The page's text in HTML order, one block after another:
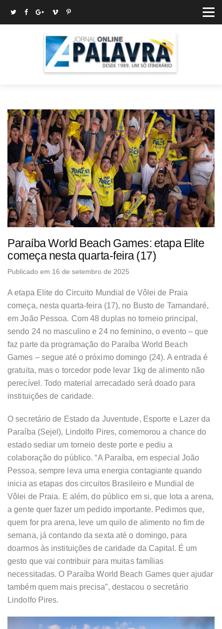
Paraíba World Beach Games: etapa Elite
começa nesta quarta-feira (17)
Publicado em 16 de setembro de 2025
A etapa Elite do Circuito Mundial de Vôlei de Praia
começa, nesta quarta-feira (17), no Busto de Tamandaré,
em João Pessoa. Com 48 duplas no torneio principal,
sendo 24 no masculino e 24 no feminino, o evento – que
faz parte da programação do Paraíba World Beach
Games – segue até o próximo domingo (24). A entrada é
gratuita, mas o torcedor pode levar 1kg de alimento não
perecível. Todo material arrecadado será doado para
instituições de caridade.
O secretário de Estado da Juventude, Esporte e Lazer da
Paraíba (Sejel), Lindolfo Pires, comemorou a chance do
estado sediar um torneio deste porte e pediu a
colaboração do público. “A Paraíba, em especial João
Pessoa, sempre leva uma energia contagiante quando
inicia as etapas dos circuitos Brasileiro e Mundial de
Vôlei de Praia. E além, do público em si, que lota a arena,
a gente quer fazer um pedido importante. Pedimos que,
quem for pra arena, leve um quilo de alimento no fim de
semana, já contando da sexta até o domingo, para
doarmos às instituições de caridade da Capital. É um
gesto que vai contribuir para muitas famílias
necessitadas. O Paraíba World Beach Games quer ajudar
também quem mais precisa”, destacou o secretário
Lindolfo Pires.